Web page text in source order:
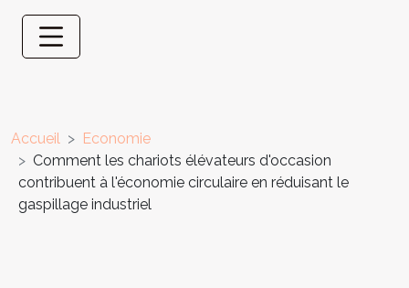
Accueil
Economie
Comment les chariots élévateurs d'occasion
contribuent à l'économie circulaire en réduisant le
gaspillage industriel